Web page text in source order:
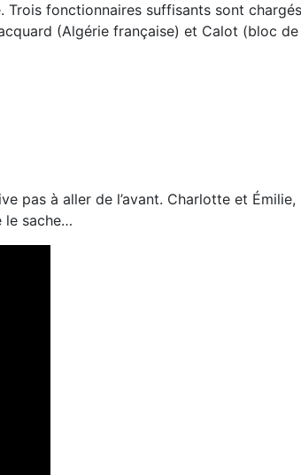
fonctionnaires suffisants sont
(Algérie française) et Calot (bloc
pas à aller de l’avant. Charlotte et
le sache…